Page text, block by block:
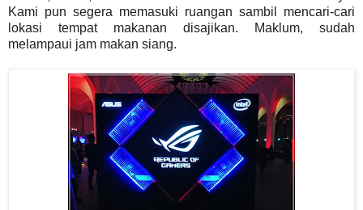
Kami pun segera memasuki ruangan sambil mencari-cari
lokasi tempat makanan disajikan. Maklum, sudah
melampaui jam makan siang.